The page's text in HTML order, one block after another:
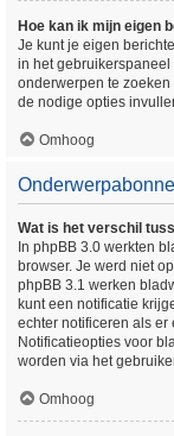
Hoe kan ik mijn eigen
Je kunt je eigen
in het
onderwerpen te
de nodige opties
Omhoog
Wat is het verschil
In phpBB 3.0 werkten
browser. Je werd niet
phpBB 3.1 werken
kunt een notificatie
echter notificeren als er
Notificatieopties voor
worden via het
Omhoog